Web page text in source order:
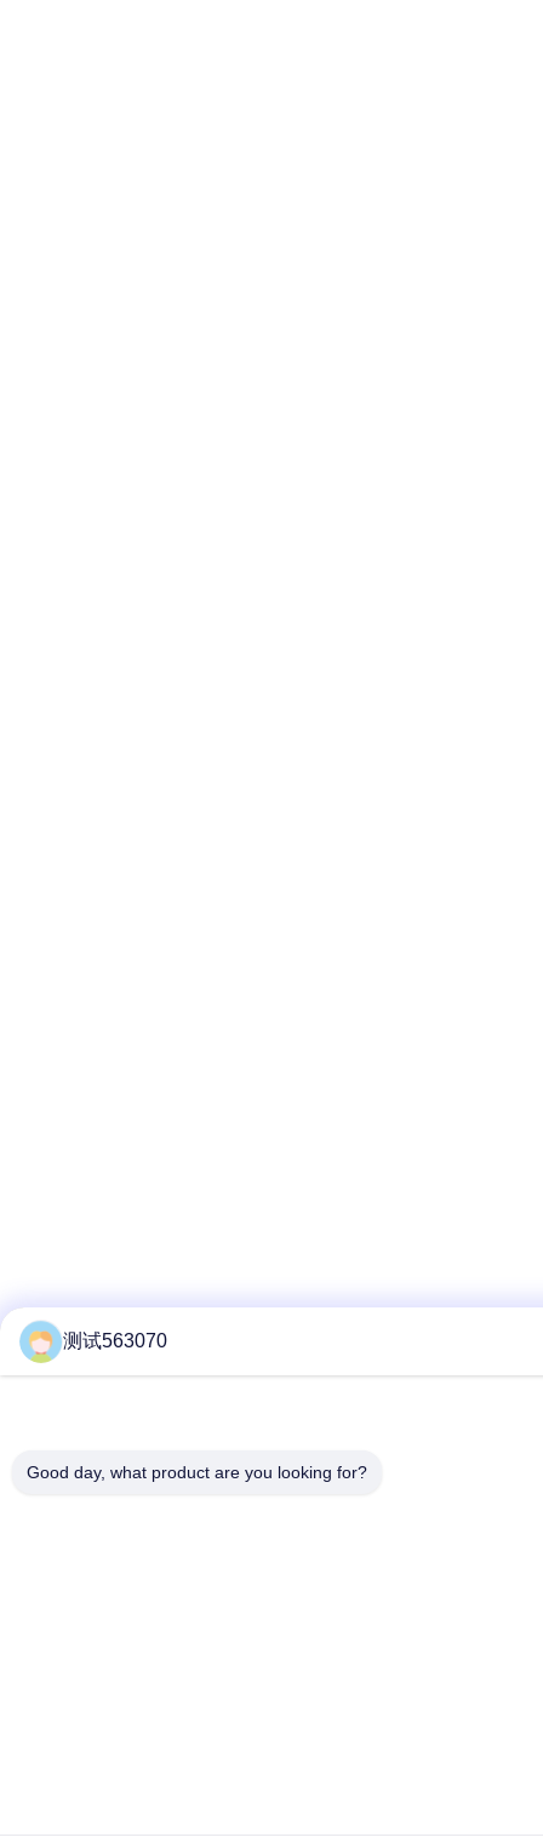
测试563070
Good day, what product are you looking for?